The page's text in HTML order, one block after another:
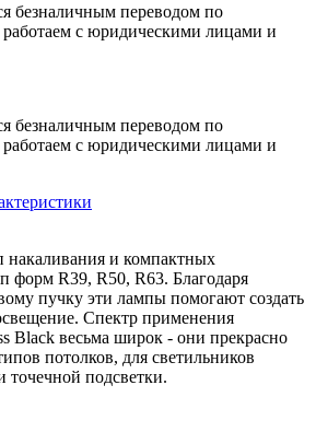
безналичным переводом по
работаем с юридическими лицами и
безналичным переводом по
работаем с юридическими лицами и
накаливания и компактных
форм R39, R50, R63. Благодаря
пучку эти лампы помогают создать
Спектр применения
Black весьма широк - они прекрасно
потолков, для светильников
точечной подсветки.